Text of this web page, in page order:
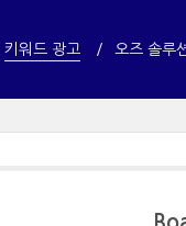
키워드 광고 오즈 솔루